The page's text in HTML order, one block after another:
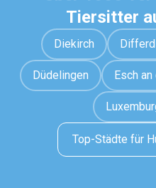
Tiersitter
Diekirch
Düdelingen Esch
Top-Städte für